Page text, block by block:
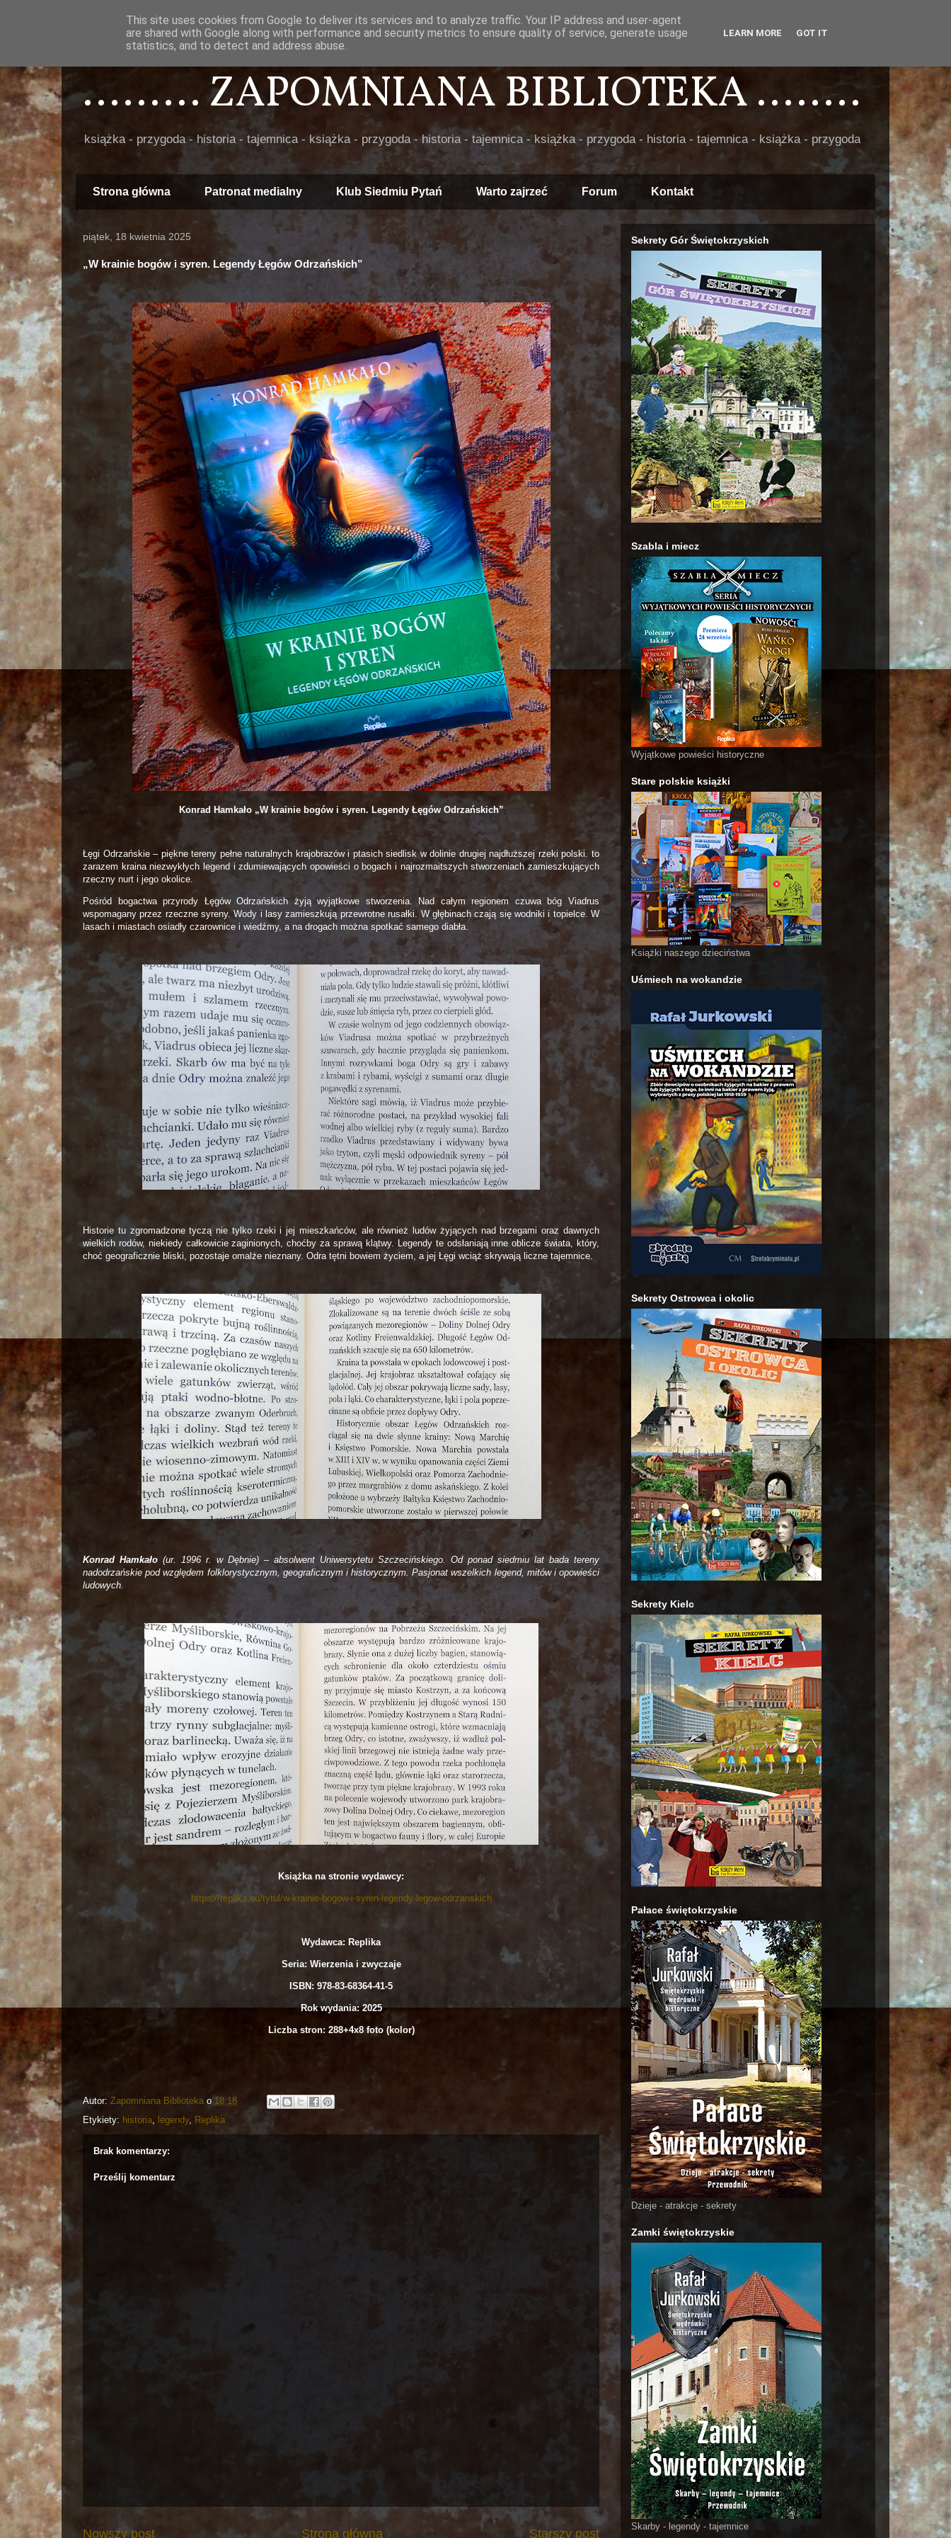
......... ZAPOMNIANA BIBLIOTEKA ........
książka - przygoda - historia - tajemnica - książka - przygoda - historia - tajemnica - książka - przygoda - historia - tajemnica - książka - przygoda
Strona główna Patronat medialny Klub Siedmiu Pytań Warto zajrzeć Forum Kontakt
piątek, 18 kwietnia 2025
„W krainie bogów i syren. Legendy Łęgów Odrzańskich”
Konrad Hamkało „W krainie bogów i syren. Legendy Łęgów Odrzańskich”
Łęgi Odrzańskie – piękne tereny pełne naturalnych krajobrazów i ptasich siedlisk w dolinie drugiej najdłuższej rzeki polski. to
zarazem kraina niezwykłych legend i zdumiewających opowieści o bogach i najrozmaitszych stworzeniach zamieszkujących
rzeczny nurt i jego okolice.
Pośród bogactwa przyrody Łęgów Odrzańskich żyją wyjątkowe stworzenia. Nad całym regionem czuwa bóg Viadrus
wspomagany przez rzeczne syreny. Wody i lasy zamieszkują przewrotne rusałki. W głębinach czają się wodniki i topielce. W
lasach i miastach osiadły czarownice i wiedźmy, a na drogach można spotkać samego diabła.
Historie tu zgromadzone tyczą nie tylko rzeki i jej mieszkańców, ale również ludów żyjących nad brzegami oraz dawnych
wielkich rodów, niekiedy całkowicie zaginionych, choćby za sprawą klątwy. Legendy te odsłaniają inne oblicze świata, który,
choć geograficznie bliski, pozostaje omalże nieznany. Odra tętni bowiem życiem, a jej Łęgi wciąż skrywają liczne tajemnice.
Konrad Hamkało (ur. 1996 r. w Dębnie) – absolwent Uniwersytetu Szczecińskiego. Od ponad siedmiu lat bada tereny
nadodrzańskie pod względem folklorystycznym, geograficznym i historycznym. Pasjonat wszelkich legend, mitów i opowieści
ludowych.
Książka na stronie wydawcy:
https://replika.eu/tytul/w-krainie-bogow-i-syren-legendy-legow-odrzanskich
Wydawca: Replika
Seria: Wierzenia i zwyczaje
ISBN: 978-83-68364-41-5
Rok wydania: 2025
Liczba stron: 288+4x8 foto (kolor)
Autor: Zapomniana Biblioteka o 18:18
Etykiety: historia legendy, Replika
Brak komentarzy:
Prześlij komentarz
Nowszy post Starszy post
Strona główna
Sekrety Gór Świętokrzyskich
Szabla i miecz
Wyjątkowe powieści historyczne
Stare polskie książki
Książki naszego dzieciństwa
Uśmiech na wokandzie
Sekrety Ostrowca i okolic
Sekrety Kielc
Pałace świętokrzyskie
Dzieje - atrakcje - sekrety
Zamki świętokrzyskie
Skarby - legendy - tajemnice
This site uses cookies from Google to deliver its services and to analyze traffic. Your IP address and user-agent
are shared with Google along with performance and security metrics to ensure quality of service, generate usage
statistics, and to detect and address abuse.
LEARN MORE GOT IT